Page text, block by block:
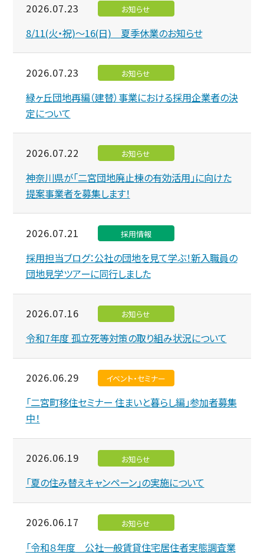
2026.07.23 お知らせ
8/11(火・祝)～16(日) 夏季休業のお知らせ
2026.07.23 お知らせ
緑ヶ丘団地再編（建替）事業における採用企業者の決
定について
2026.07.22 お知らせ
神奈川県が「二宮団地廃止棟の有効活用」に向けた
提案事業者を募集します！
2026.07.21 採用情報
採用担当ブログ：公社の団地を見て学ぶ！新入職員の
団地見学ツアーに同行しました
2026.07.16 お知らせ
令和7年度 孤立死等対策の取り組み状況について
2026.06.29 イベント・セミナー
「二宮町移住セミナー 住まいと暮らし編」参加者募集
中！
2026.06.19 お知らせ
「夏の住み替えキャンペーン」の実施について
2026.06.17 お知らせ
「令和８年度 公社一般賃貸住宅居住者実態調査業